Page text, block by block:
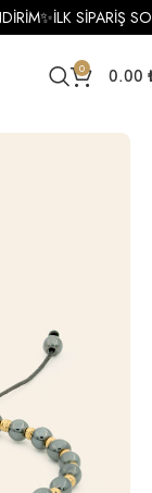
0 0.00
✨İLK SİPARİŞ